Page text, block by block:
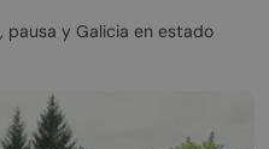
pausa y Galicia en estado